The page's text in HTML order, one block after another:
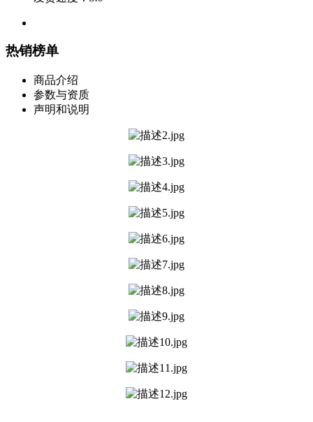
热销榜单
商品介绍
参数与资质
声明和说明